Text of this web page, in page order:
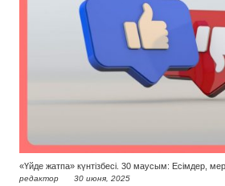
«Үйде жатпа» күнтізбесі. 30 маусым: Есімдер,
редактор 30 июня, 2025